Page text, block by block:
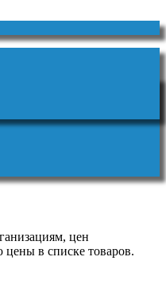
цен
в списке товаров.